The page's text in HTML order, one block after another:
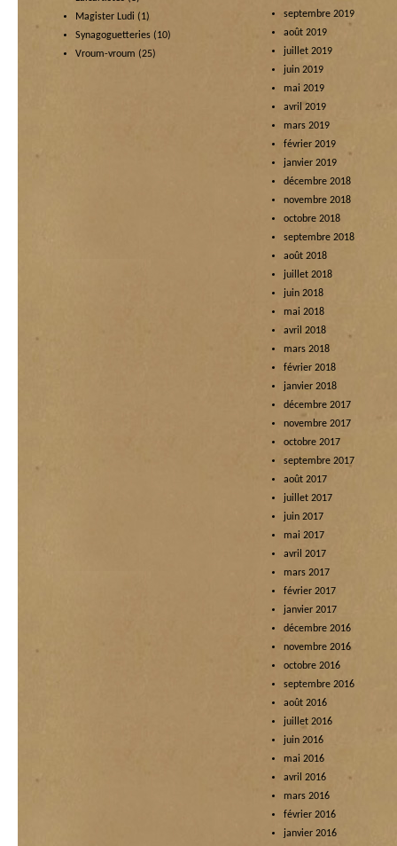
Magister Ludi (1)
Synagoguetteries (10)
Vroum-vroum (25)
septembre 2019
août 2019
juillet 2019
juin 2019
mai 2019
avril 2019
mars 2019
février 2019
janvier 2019
décembre 2018
novembre 2018
octobre 2018
septembre 2018
août 2018
juillet 2018
juin 2018
mai 2018
avril 2018
mars 2018
février 2018
janvier 2018
décembre 2017
novembre 2017
octobre 2017
septembre 2017
août 2017
juillet 2017
juin 2017
mai 2017
avril 2017
mars 2017
février 2017
janvier 2017
décembre 2016
novembre 2016
octobre 2016
septembre 2016
août 2016
juillet 2016
juin 2016
mai 2016
avril 2016
mars 2016
février 2016
janvier 2016